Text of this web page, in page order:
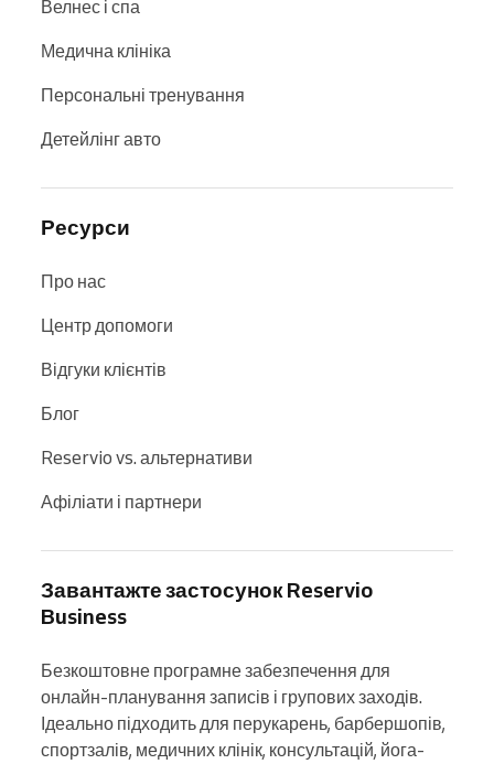
Велнес і спа
Медична клініка
Персональні тренування
Детейлінг авто
Ресурси
Про нас
Центр допомоги
Відгуки клієнтів
Блог
Reservio vs. альтернативи
Афіліати і партнери
Завантажте застосунок Reservio
Business
Безкоштовне програмне забезпечення для
онлайн-планування записів і групових заходів.
Ідеально підходить для перукарень, барбершопів,
спортзалів, медичних клінік, консультацій, йога-